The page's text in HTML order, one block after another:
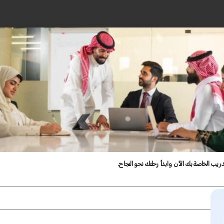
الخاصة بك الآن وابدأ رحلتك نحو النجاح.